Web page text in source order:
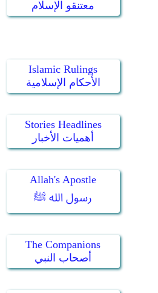
معتنقو الإسلام
Islamic Rulings
الأحكام الإسلامية
Stories Headlines
أهميات الأخبار
Allah's Apostle
رسول الله ﷺ
The Companions
أصحاب النبي